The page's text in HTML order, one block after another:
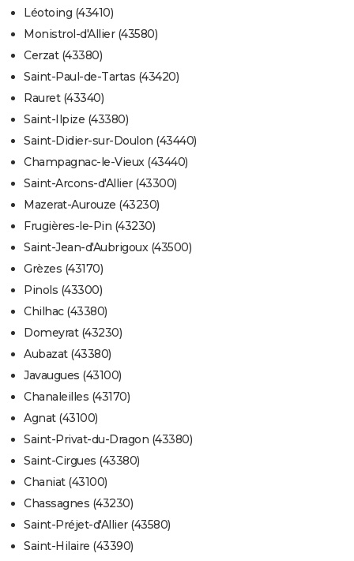
Léotoing (43410)
Monistrol-d'Allier (43580)
Cerzat (43380)
Saint-Paul-de-Tartas (43420)
Rauret (43340)
Saint-Ilpize (43380)
Saint-Didier-sur-Doulon (43440)
Champagnac-le-Vieux (43440)
Saint-Arcons-d'Allier (43300)
Mazerat-Aurouze (43230)
Frugières-le-Pin (43230)
Saint-Jean-d'Aubrigoux (43500)
Grèzes (43170)
Pinols (43300)
Chilhac (43380)
Domeyrat (43230)
Aubazat (43380)
Javaugues (43100)
Chanaleilles (43170)
Agnat (43100)
Saint-Privat-du-Dragon (43380)
Saint-Cirgues (43380)
Chaniat (43100)
Chassagnes (43230)
Saint-Préjet-d'Allier (43580)
Saint-Hilaire (43390)